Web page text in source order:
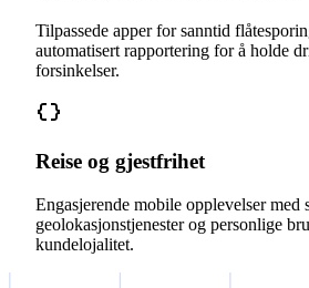
Tilpassede apper for sanntid
automatisert rapportering for å holde
forsinkelser.
Reise og gjestfrihet
Engasjerende mobile opplevelser med
geolokasjonstjenester og personlige
kundelojalitet.